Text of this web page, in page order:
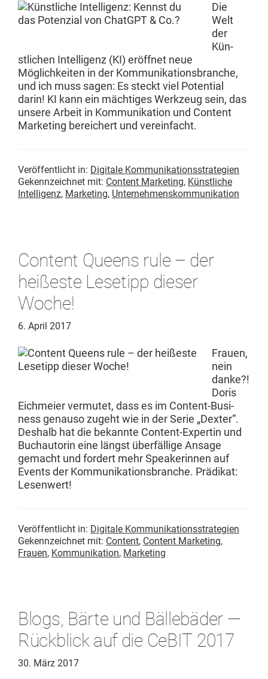
Die
Welt
der
Kün­
stlichen Intel­li­genz (KI) eröffnet neue
Möglichkeit­en in der Kom­mu­nika­tions­branche,
und ich muss sagen: Es steckt viel Poten­tial
darin! KI kann ein mächtiges Werkzeug sein, das
unsere Arbeit in Kom­mu­nika­tion und Con­tent
Mar­ket­ing bere­ichert und vereinfacht.
Veröffentlicht in: Digitale Kommunikationsstrategien
Gekennzeichnet mit: Content Marketing, Künstliche
Intelligenz, Marketing, Unternehmenskommunikation
Content Queens rule – der
heißeste Lesetipp dieser
Woche!
6. April 2017
Frauen,
nein
danke?!
Doris
Eich­meier ver­mutet, dass es im Con­tent-Busi­
ness genau­so zuge­ht wie in der Serie „Dex­ter“.
Deshalb hat die bekan­nte Con­tent-Exper­tin und
Buchau­torin eine längst über­fäl­lige Ansage
gemacht und fordert mehr Speak­erin­nen auf
Events der Kom­mu­nika­tions­branche. Prädikat:
Lesenwert!
Veröffentlicht in: Digitale Kommunikationsstrategien
Gekennzeichnet mit: Content, Content Marketing,
Frauen, Kommunikation, Marketing
Blogs, Bärte und Bällebäder —
Rückblick auf die CeBIT 2017
30. März 2017